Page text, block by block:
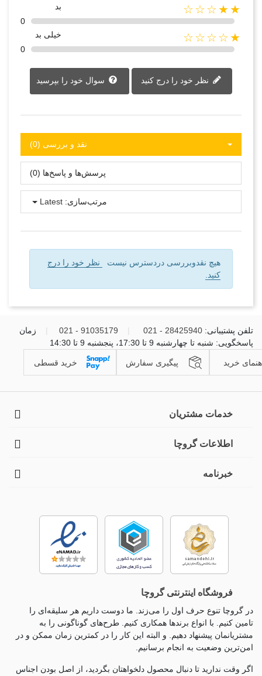
★★☆☆☆
بد
0
★☆☆☆☆
خیلی بد
0
سوال خود را بپرسید
نقد و بررسی‌‌ (0)
پرسش‌ها و پاسخ‌ها (0)
مرتب‌سازی: Latest
هیچ نقدوبررسی دردسترس نیست
نظر خود را درج
کنید.
تلفن پشتیبانی: 28425940 - 021
91035179 - 021
زمان
پاسخگویی: شنبه تا چهارشنبه 9 تا 17:30، پنجشنبه 9 تا 14:30
خرید پیگیری سفارش خرید قسطی
خدمات مشتریان
اطلاعات گروچا
خبرنامه
فروشگاه اینترنتی گروچا
در گروچا تنوع حرف اول را می‌زند. ما دوست داریم هر سلیقه‌ای را
تامین کنیم. با انواع برندها همکاری کنیم. طرح‌های گوناگونی را به
مشتریانمان پیشنهاد دهیم. و البته این کار را در کمترین زمان ممکن و در
امن‌ترین وضعیت به انجام برسانیم.
اگر وقت ندارید تا دنبال محصول دلخواهتان بگردید، از اصل بودن اجناس